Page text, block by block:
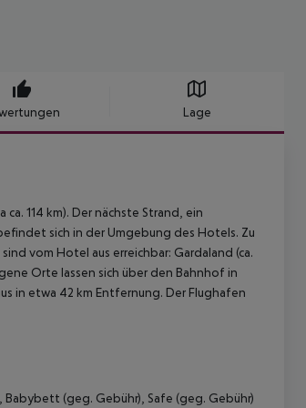
Lage
114 km). Der nächste Strand, ein
sich in der Umgebung des Hotels. Zu
vom Hotel aus erreichbar: Gardaland (ca.
Orte lassen sich über den Bahnhof in
in etwa 42 km Entfernung. Der Flughafen
(geg. Gebühr), Safe (geg. Gebühr)